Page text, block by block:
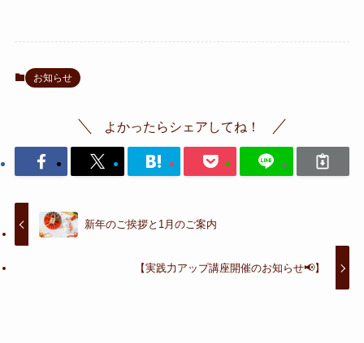
お知らせ
よかったらシェアしてね！
新年のご挨拶と1月のご案内
【実践力アップ講座開催のお知らせ📢】